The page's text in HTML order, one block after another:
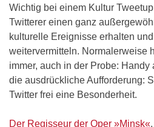
Wichtig bei einem Kultur
Twitterer einen ganz
kulturelle Ereignisse erhalten
weitervermitteln. Normalerweise
immer, auch in der Probe:
die ausdrückliche Aufforderung:
Twitter frei eine Besonderheit.
Der Regisseur der Oper »Minsk«,